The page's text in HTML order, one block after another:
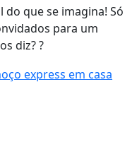
do que se imagina! Só
para um
diz? ?